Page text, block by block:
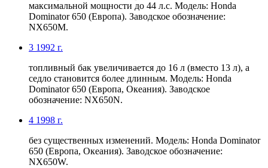
максимальной мощности до 44 л.с. Модель: Honda
Dominator 650 (Европа). Заводское обозначение:
NX650M.
3 1992 г.
топливный бак увеличивается до 16 л (вместо 13 л), а
седло становится более длинным. Модель: Honda
Dominator 650 (Европа, Океания). Заводское
обозначение: NX650N.
4 1998 г.
без существенных изменений. Модель: Honda Dominator
650 (Европа, Океания). Заводское обозначение:
NX650W.